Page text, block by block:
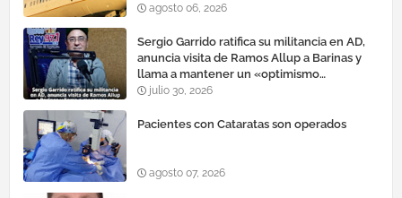
agosto 06, 2026
Sergio Garrido ratifica su militancia en AD,
anuncia visita de Ramos Allup a Barinas y
llama a mantener un «optimismo
cauteloso»
julio 30, 2026
Pacientes con Cataratas son operados
agosto 07, 2026